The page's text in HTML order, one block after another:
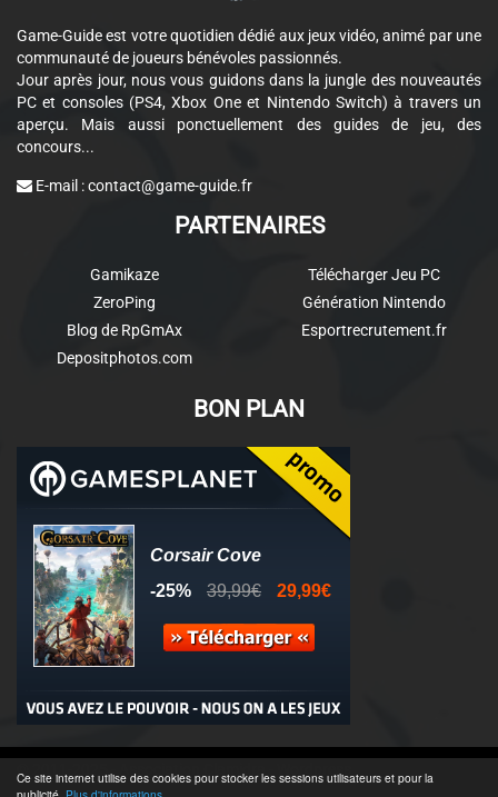
Ce site internet utilise des cookies pour stocker les sessions utilisateurs et pour la
Game-Guide est votre quotidien dédié aux jeux vidéo, animé par une
communauté de joueurs bénévoles passionnés.
Jour après jour, nous vous guidons dans la jungle des nouveautés
PC et consoles (PS4, Xbox One et Nintendo Switch) à travers un
aperçu. Mais aussi ponctuellement des guides de jeu, des
concours...
E-mail :contact@game-guide.fr
PARTENAIRES
Gamikaze
ZeroPing
Blog de RpGmAx
Depositphotos.com
Télécharger Jeu PC
Génération Nintendo
Esportrecrutement.fr
BON PLAN